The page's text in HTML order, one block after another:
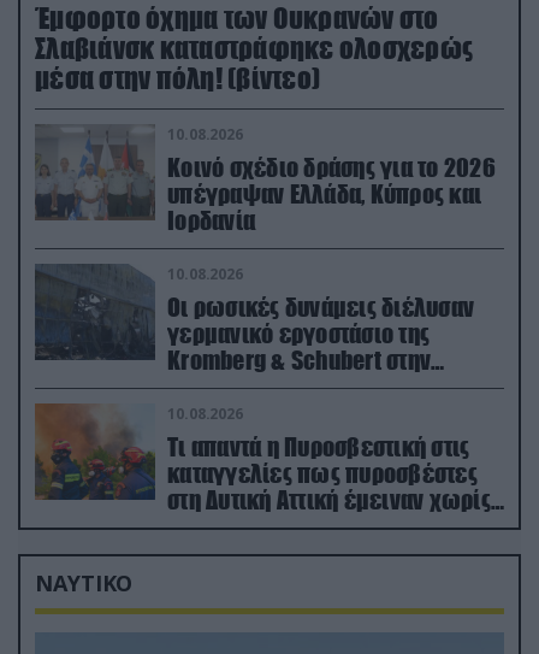
Έμφορτο όχημα των Ουκρανών στο
Σλαβιάνσκ καταστράφηκε ολοσχερώς
μέσα στην πόλη! (βίντεο)
10.08.2026
Κοινό σχέδιο δράσης για το 2026
υπέγραψαν Ελλάδα, Κύπρος και
Ιορδανία
10.08.2026
Οι ρωσικές δυνάμεις διέλυσαν
γερμανικό εργοστάσιο της
Kromberg & Schubert στην
Ουκρανία (βίντεο)
10.08.2026
Τι απαντά η Πυροσβεστική στις
καταγγελίες πως πυροσβέστες
στη Δυτική Αττική έμειναν χωρίς
φαγητό και νερό
ΝΑΥΤΙΚΟ